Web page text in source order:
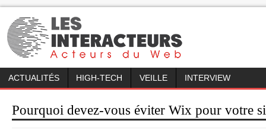
ACTUALITÉS HIGH-TECH VEILLE INTERVIEW
Pourquoi devez-vous éviter Wix pour votre